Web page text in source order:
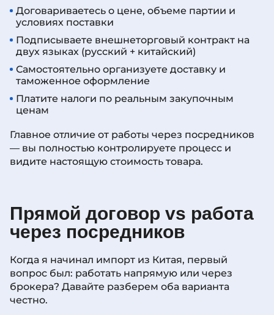
Договариваетесь о цене, объеме партии и
условиях поставки
Подписываете внешнеторговый контракт на
двух языках (русский + китайский)
Самостоятельно организуете доставку и
таможенное оформление
Платите налоги по реальным закупочным
ценам
Главное отличие от работы через посредников
— вы полностью контролируете процесс и
видите настоящую стоимость товара.
Прямой договор vs работа
через посредников
Когда я начинал импорт из Китая, первый
вопрос был: работать напрямую или через
брокера? Давайте разберем оба варианта
честно.